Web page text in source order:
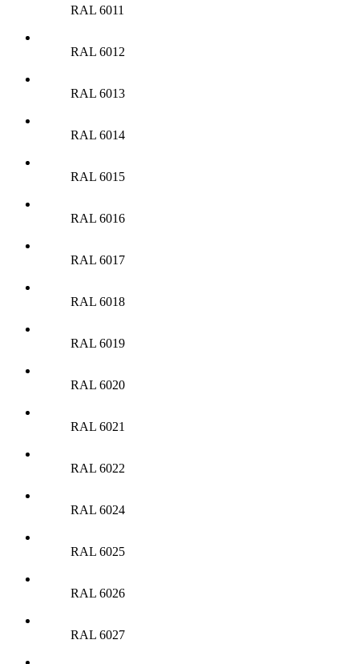
RAL 6011
RAL 6012
RAL 6013
RAL 6014
RAL 6015
RAL 6016
RAL 6017
RAL 6018
RAL 6019
RAL 6020
RAL 6021
RAL 6022
RAL 6024
RAL 6025
RAL 6026
RAL 6027